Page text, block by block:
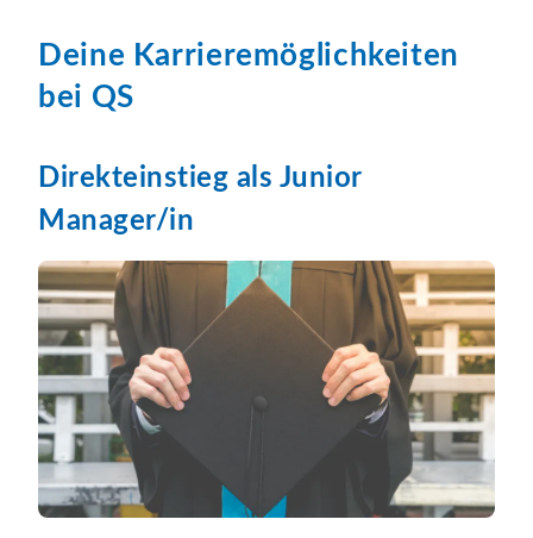
Deine Karrieremöglichkeiten
bei QS
Direkteinstieg als Junior
Manager/in